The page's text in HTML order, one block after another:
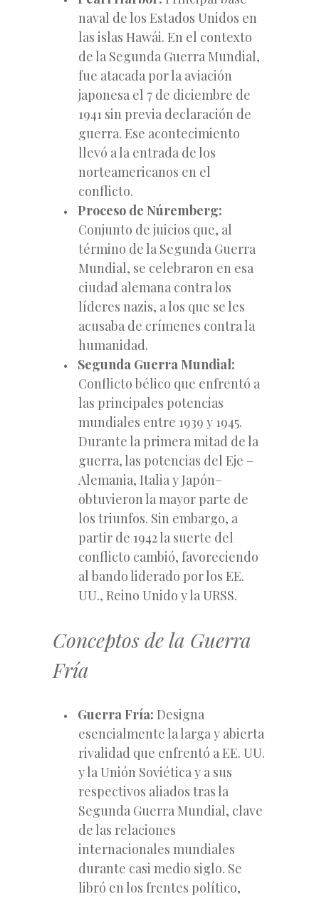
naval de los Estados Unidos en
las islas Hawái. En el contexto
de la Segunda Guerra Mundial,
fue atacada por la aviación
japonesa el 7 de diciembre de
1941 sin previa declaración de
guerra. Ese acontecimiento
llevó a la entrada de los
norteamericanos en el
conflicto.
Proceso de Núremberg:
Conjunto de juicios que, al
término de la Segunda Guerra
Mundial, se celebraron en esa
ciudad alemana contra los
líderes nazis, a los que se les
acusaba de crímenes contra la
humanidad.
Segunda Guerra Mundial:
Conflicto bélico que enfrentó a
las principales potencias
mundiales entre 1939 y 1945.
Durante la primera mitad de la
guerra, las potencias del Eje –
Alemania, Italia y Japón–
obtuvieron la mayor parte de
los triunfos. Sin embargo, a
partir de 1942 la suerte del
conflicto cambió, favoreciendo
al bando liderado por los EE.
UU., Reino Unido y la URSS.
Conceptos de la Guerra
Fría
Guerra Fría: Designa
esencialmente la larga y abierta
rivalidad que enfrentó a EE. UU.
y la Unión Soviética y a sus
respectivos aliados tras la
Segunda Guerra Mundial, clave
de las relaciones
internacionales mundiales
durante casi medio siglo. Se
libró en los frentes político,